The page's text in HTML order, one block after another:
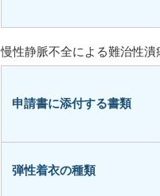
慢性静脈不全による難治性潰
申請書に添付する書類
弾性着衣の種類